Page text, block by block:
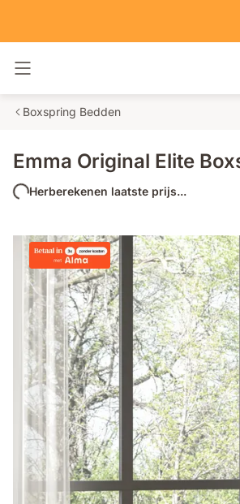
Boxspring Bedden
Emma Original Elite
Herberekenen laatste prijs...